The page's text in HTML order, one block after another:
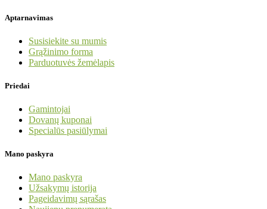
Aptarnavimas
Susisiekite su mumis
Grąžinimo forma
Parduotuvės žemėlapis
Priedai
Gamintojai
Dovanų kuponai
Specialūs pasiūlymai
Mano paskyra
Mano paskyra
Užsakymų istorija
Pageidavimų sąrašas